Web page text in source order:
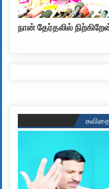
நான் தேர்தலில்